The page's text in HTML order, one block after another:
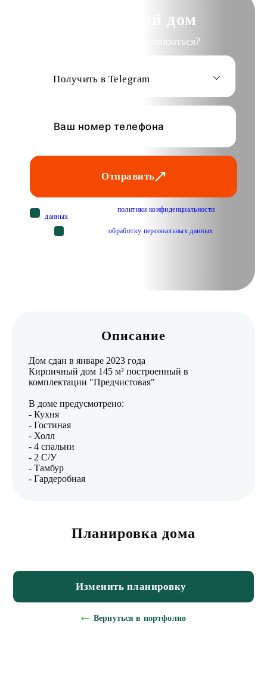
Хочу такой дом
Как с вами лучше связаться?
Получить в Telegram
Отправить
политики конфиденциальности
данных
Cогласен наобработку персональных данных
Описание
Дом сдан в январе 2023 года
Кирпичный дом 145 м² построенный в
комплектации "Предчистовая"
В доме предусмотрено:
- Кухня
- Гостиная
- Холл
- 4 спальни
- 2 С/У
- Тамбур
- Гардеробная
Планировка дома
Изменить планировку
Вернуться в портфолио